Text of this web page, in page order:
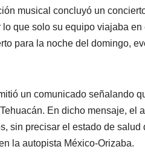
musical concluyó un
que solo su equipo viajaba
para la noche del domingo,
un comunicado señalando
En dicho mensaje, el
sin precisar el estado de salud
la autopista México-Orizaba.